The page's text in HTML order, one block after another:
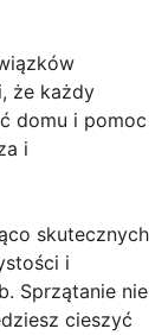
że każdy
domu i pomoc
i
skutecznych
i
Sprzątanie nie
cieszyć